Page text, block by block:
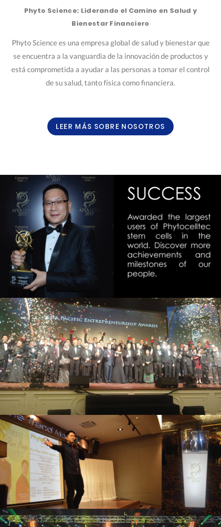
Phyto Science: Liderando el Camino en Salud y
Bienestar Financiero
Phyto Science es una empresa global de salud y bienestar que
se encuentra a la vanguardia de la innovación de productos y
está comprometida a ayudar a las personas a tomar el control
de su salud, tanto física como financiera.
LEER MÁS SOBRE NOSOTROS